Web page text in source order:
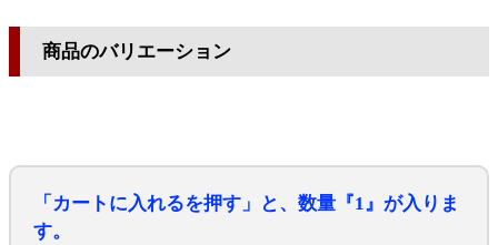
商品のバリエーション
「カートに入れるを押す」と、数量『1』が入りま
す。